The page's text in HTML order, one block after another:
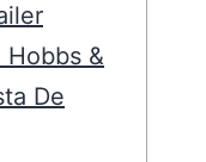
&
De